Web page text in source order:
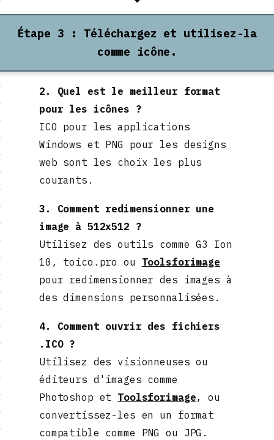
Étape 3 : Téléchargez et utilisez-la
comme icône.
2. Quel est le meilleur format
pour les icônes ?
ICO pour les applications
Windows et PNG pour les designs
web sont les choix les plus
courants.
3. Comment redimensionner une
image à 512x512 ?
Utilisez des outils comme G3 Ion
10, toico.pro ou Toolsforimage
pour redimensionner des images à
des dimensions personnalisées.
4. Comment ouvrir des fichiers
.ICO ?
Utilisez des visionneuses ou
éditeurs d'images comme
Photoshop et Toolsforimage, ou
convertissez-les en un format
compatible comme PNG ou JPG.